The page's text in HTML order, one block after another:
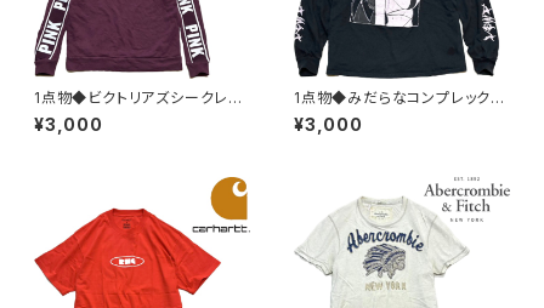
1点物◆ビクトリアズシークレッ
トPINKスウェットパーカー古着
メンズレディースOKアメカジ90
¥3,000
1点物◆みだらなコンプレックス
長袖ロンT黒プリントTシャツ古
着メンズLレディースOKアメカ
¥3,000